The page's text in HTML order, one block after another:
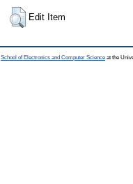
Edit Item
School of Electronics and Computer Science at the